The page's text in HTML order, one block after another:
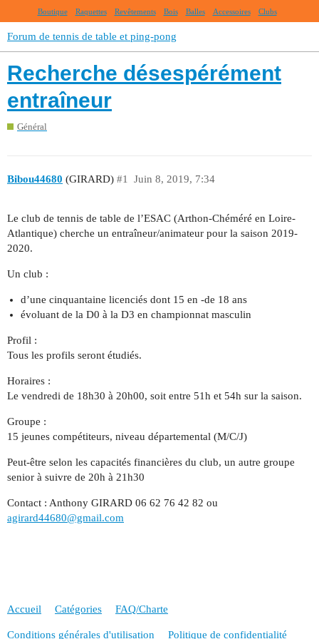
Boutique Raquettes Revêtements Bois Balles Accessoires Clubs
Forum de tennis de table et ping-pong
Recherche désespérément
entraîneur
Général
Bibou44680 (GIRARD) Juin 8, 2019, 7:34
#1
Le club de tennis de table de l’ESAC (Arthon-Chéméré en Loire-
Atlantique) cherche un entraîneur/animateur pour la saison 2019-
2020.
Un club :
d’une cinquantaine licenciés dont 15 en -de 18 ans
évoluant de la D0 à la D3 en championnat masculin
Profil :
Tous les profils seront étudiés.
Horaires :
Le vendredi de 18h30 à 20h00, soit entre 51h et 54h sur la saison.
Groupe :
15 jeunes compétiteurs, niveau départemental (M/C/J)
Peut-être selon les capacités financières du club, un autre groupe
senior à suivre de 20h à 21h30
Contact : Anthony GIRARD 06 62 76 42 82 ou
agirard44680@gmail.com
Accueil Catégories FAQ/Charte
Conditions générales d'utilisation Politique de confidentialité